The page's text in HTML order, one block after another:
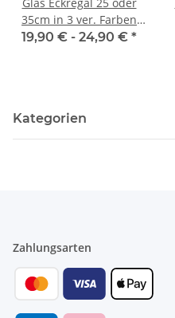
35cm in 3 ver. Farben
inkl. Halterung aus
19,90 € - 24,90 € *
Kategorien
Zahlungsarten